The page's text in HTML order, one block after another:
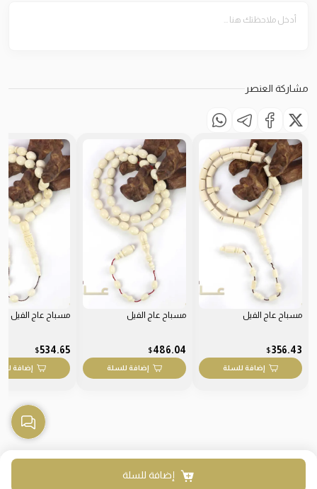
مشاركة العنصر
إضافة للسلة
مسباح عاج الفيل
356.43
$
إضافة للسلة
مسباح عاج الفيل
486.04
$
إضافة للسلة
مسباح عاج الفيل
534.65
$
إضافة